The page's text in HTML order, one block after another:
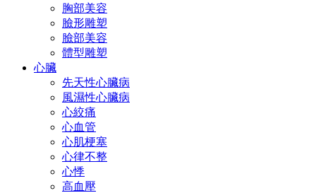
胸部美容
臉形雕塑
臉部美容
體型雕塑
心臟
先天性心臟病
風濕性心臟病
心絞痛
心血管
心肌梗塞
心律不整
心悸
高血壓